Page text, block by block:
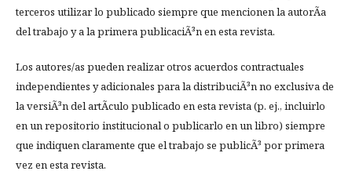
terceros utilizar lo publicado siempre que mencionen la autorÃ­a
del trabajo y a la primera publicaciÃ³n en esta revista.
Los autores/as pueden realizar otros acuerdos contractuales
independientes y adicionales para la distribuciÃ³n no exclusiva de
la versiÃ³n del artÃ­culo publicado en esta revista (p. ej., incluirlo
en un repositorio institucional o publicarlo en un libro) siempre
que indiquen claramente que el trabajo se publicÃ³ por primera
vez en esta revista.